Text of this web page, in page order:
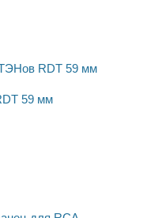
59 мм